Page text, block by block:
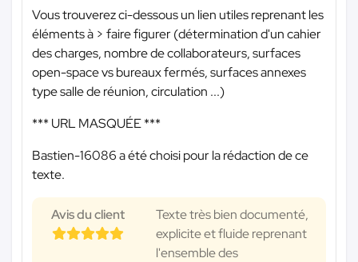
Vous trouverez ci-dessous un lien utiles reprenant les
éléments à > faire figurer (détermination d'un cahier
des charges, nombre de collaborateurs, surfaces
open-space vs bureaux fermés, surfaces annexes
type salle de réunion, circulation ...)
*** URL MASQUÉE ***
Bastien-16086 a été choisi pour la rédaction de ce
texte.
Avis du client
Texte très bien documenté,
explicite et fluide reprenant
l'ensemble des